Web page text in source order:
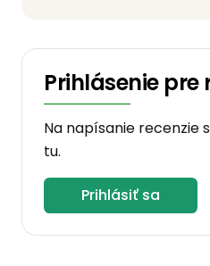
Prihlásenie pre
Na napísanie recenzie
tu.
Prihlásiť sa